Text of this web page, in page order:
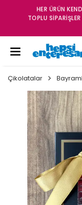
HER ÜRÜN
TOPLU
Çikolatalar